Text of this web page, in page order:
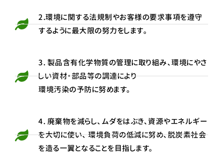
2.環境に関する法規制やお客様の要求事項を遵守
するように最大限の努力をします。
3. 製品含有化学物質の管理に取り組み、環境にやさ
しい資材・部品等の調達により
環境汚染の予防に努めます。
4. 廃棄物を減らし、ムダをはぶき、資源やエネルギー
を大切に使い、 環境負荷の低減に努め、脱炭素社会
を造る一翼となることを目指します。